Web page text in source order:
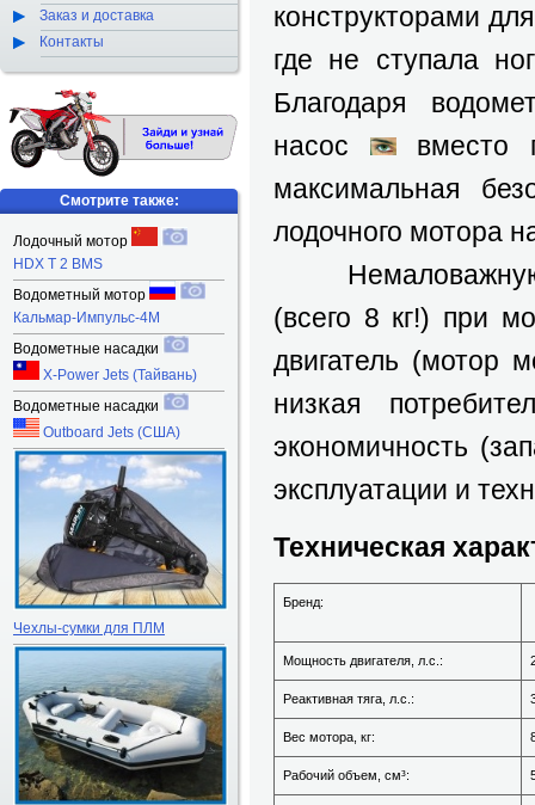
конструкторами
где не ступала
Благодаря
насос
вместо
максимальная
лодочного мотора
Немаловажную
(всего 8 кг!) при
двигатель (мотор
низкая
экономичность
эксплуатации и
Техническая
Бренд:
Мощность двигателя, л.с.:
Реактивная тяга, л.с.:
Вес мотора, кг:
Рабочий объем, см³:
Заказ и доставка
Контакты
Смотрите также:
Лодочный мотор
HDX T 2 BMS
Водометный мотор
Кальмар-Импульс-4М
Водометные насадки
X-Power Jets (Тайвань)
Водометные насадки
Outboard Jets (США)
Чехлы-сумки для ПЛМ